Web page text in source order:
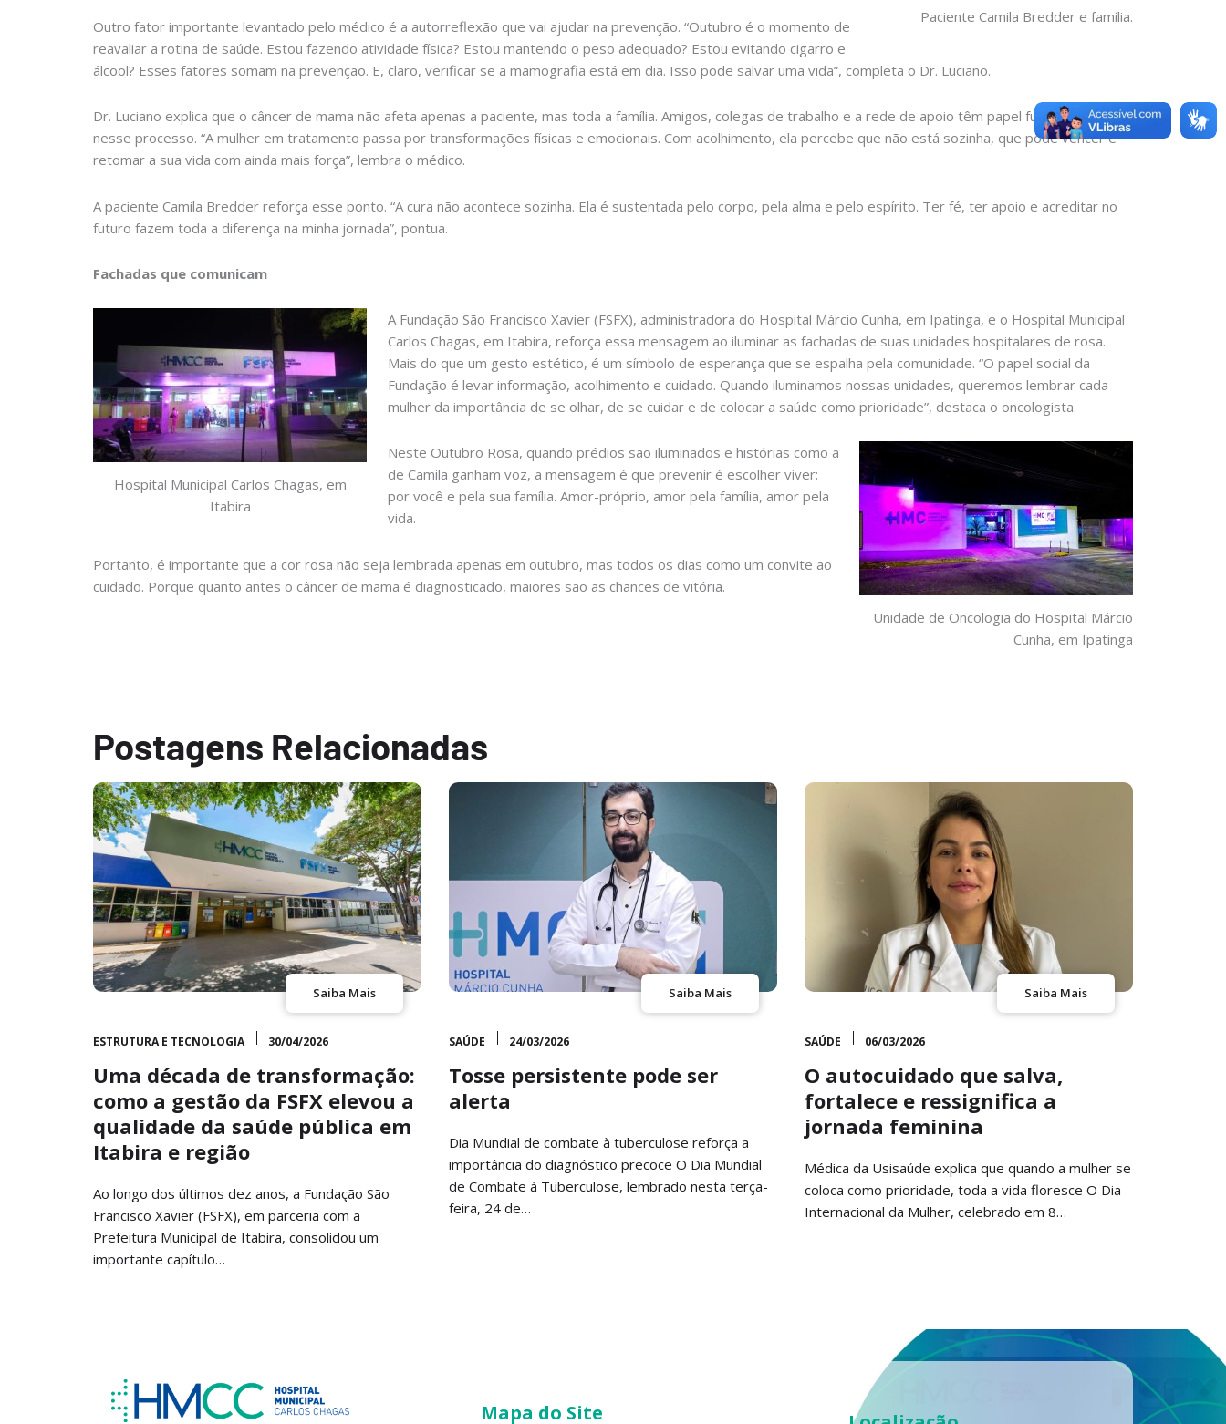
Paciente Camila Bredder e família.
Outro fator importante levantado pelo médico é a autorreflexão que vai ajudar na prevenção. “Outubro é o momento de
reavaliar a rotina de saúde. Estou fazendo atividade física? Estou mantendo o peso adequado? Estou evitando cigarro e
álcool? Esses fatores somam na prevenção. E, claro, verificar se a mamografia está em dia. Isso pode salvar uma vida”, completa o Dr. Luciano.
Dr. Luciano explica que o câncer de mama não afeta apenas a paciente, mas toda a família. Amigos, colegas de trabalho e a rede de apoio têm papel fundamental
nesse processo. “A mulher em tratamento passa por transformações físicas e emocionais. Com acolhimento, ela percebe que não está sozinha, que pode vencer e
retomar a sua vida com ainda mais força”, lembra o médico.
A paciente Camila Bredder reforça esse ponto. “A cura não acontece sozinha. Ela é sustentada pelo corpo, pela alma e pelo espírito. Ter fé, ter apoio e acreditar no
futuro fazem toda a diferença na minha jornada”, pontua.
Fachadas que comunicam
Hospital Municipal Carlos Chagas, em
Itabira
A Fundação São Francisco Xavier (FSFX), administradora do Hospital Márcio Cunha, em Ipatinga, e o Hospital Municipal
Carlos Chagas, em Itabira, reforça essa mensagem ao iluminar as fachadas de suas unidades hospitalares de rosa.
Mais do que um gesto estético, é um símbolo de esperança que se espalha pela comunidade. “O papel social da
Fundação é levar informação, acolhimento e cuidado. Quando iluminamos nossas unidades, queremos lembrar cada
mulher da importância de se olhar, de se cuidar e de colocar a saúde como prioridade”, destaca o oncologista.
Unidade de Oncologia do Hospital Márcio
Cunha, em Ipatinga
Neste Outubro Rosa, quando prédios são iluminados e histórias como a
de Camila ganham voz, a mensagem é que prevenir é escolher viver:
por você e pela sua família. Amor-próprio, amor pela família, amor pela
vida.
Portanto, é importante que a cor rosa não seja lembrada apenas em outubro, mas todos os dias como um convite ao
cuidado. Porque quanto antes o câncer de mama é diagnosticado, maiores são as chances de vitória.
Postagens Relacionadas
Saiba Mais
ESTRUTURA E TECNOLOGIA 30/04/2026
Uma década de transformação:
como a gestão da FSFX elevou a
qualidade da saúde pública em
Itabira e região
Ao longo dos últimos dez anos, a Fundação São
Francisco Xavier (FSFX), em parceria com a
Prefeitura Municipal de Itabira, consolidou um
importante capítulo…
Saiba Mais
SAÚDE 24/03/2026
Tosse persistente pode ser
alerta
Dia Mundial de combate à tuberculose reforça a
importância do diagnóstico precoce O Dia Mundial
de Combate à Tuberculose, lembrado nesta terça-
feira, 24 de…
Saiba Mais
SAÚDE 06/03/2026
O autocuidado que salva,
fortalece e ressignifica a
jornada feminina
Médica da Usisaúde explica que quando a mulher se
coloca como prioridade, toda a vida floresce O Dia
Internacional da Mulher, celebrado em 8…
Mapa do Site